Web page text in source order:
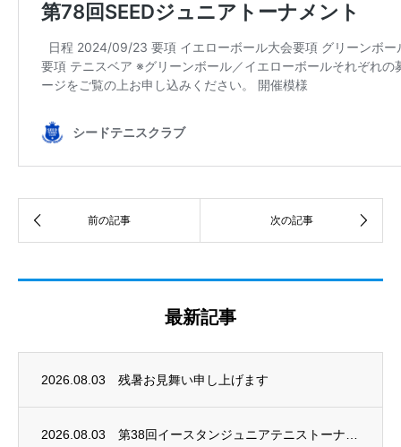
最新記事
2026.08.03 残暑お見舞い申し上げます
2026.08.03